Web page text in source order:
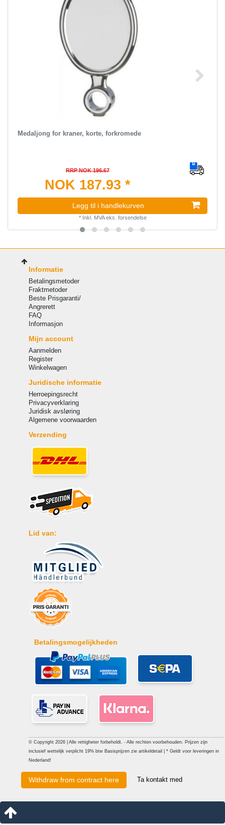
Medaljong for kraner, korte, forkromede
RRP NOK 196.67
NOK 187.93 *
Legg til i handlekurven
* Inkl. MVAeks. forsendelse
Informatie
Betalingsmetoder
Fraktmetoder
Beste Prisgaranti/
Angrerett
FAQ
Informasjon
Mijn account
Aanmelden
Register
Winkelwagen
Juridische informatie
Herroepingsrecht
Privacyverklaring
Juridisk avsløring
Algemene voorwaarden
Verzending
Lid van:
Betalingsmogelijkheden
© Copyright 2026 | Alle rettigheter forbeholdt. - Alle rechten voorbehouden. Prijzen zijn
inclusief wettelijk verplicht 19% btw Basisprijzen zie artikeldetail | * Geldt voor leveringen in
Nederland!
Withdraw from contract here Ta kontakt med